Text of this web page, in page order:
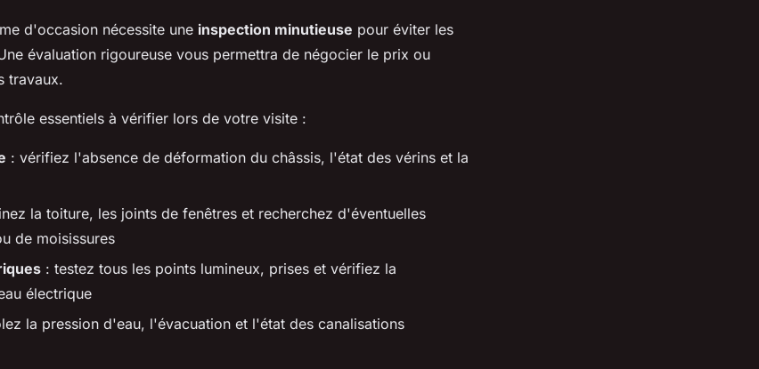
d'occasion nécessite une inspection minutieuse pour éviter les
évaluation rigoureuse vous permettra de négocier le prix ou
travaux.
essentiels à vérifier lors de votre visite :
: vérifiez l'absence de déformation du châssis, l'état des vérins et la
la toiture, les joints de fenêtres et recherchez d'éventuelles
de moisissures
: testez tous les points lumineux, prises et vérifiez la
électrique
la pression d'eau, l'évacuation et l'état des canalisations